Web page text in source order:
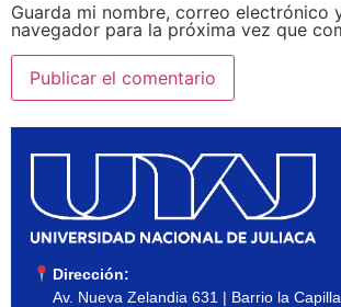
Guarda mi nombre, correo electrónico
navegador para la próxima vez que
Dirección:
Av. Nueva Zelandia 631 | Barrio la